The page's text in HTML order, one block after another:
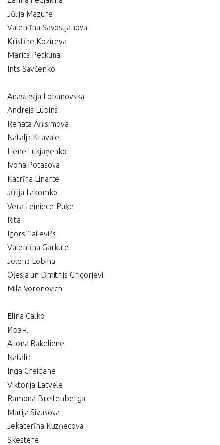
Jūlija Mazure
Valentīna Savostjanova
Kristīne Kozireva
Marita Petkuna
Ints Savčenko
Anastasija Lobanovska
Andrejs Lupins
Renata Aņisimova
Natalja Kravale
Liene Lukjaņenko
Ivona Potasova
Katrīna Linarte
Jūlija Lakomko
Vera Lejniece-Puķe
Rita
Igors Gailevičs
Valentīna Garkule
Jelena Lobina
Oļesja un Dmitrijs Grigorjevi
Mila Voronovich
Elina Calko
Ирэн.
Aliona Rakeliene
Natalia
Inga Greidane
Viktorija Latvele
Ramona Breitenberga
Marija Sivasova
Jekaterīna Kuzņecova
Skestere